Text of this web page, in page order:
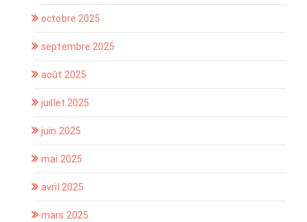
octobre 2025
septembre 2025
août 2025
juillet 2025
juin 2025
mai 2025
avril 2025
mars 2025